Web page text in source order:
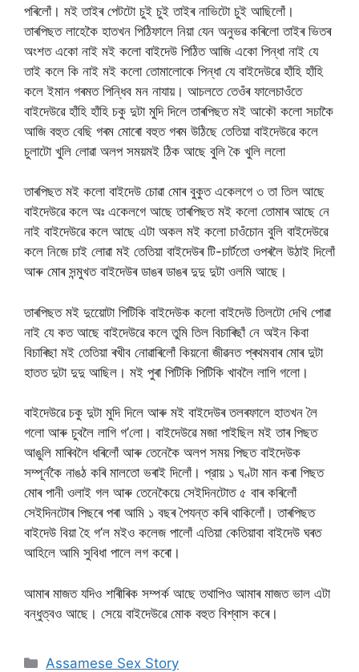
পৰিলোঁ। মই তাইৰ পেটটো চুই চুই তাইৰ নাভিটো চুই আছিলোঁ।
তাৰপিছত লাহেকৈ হাতখন পিঠিফালে নিয়া যেন অনুভৱ কৰিলো তাইৰ ভিতৰ
অংশত একো নাই মই কলো বাইদেউ পিঠিত আজি একো পিন্ধা নাই যে
তাই কলে কি নাই মই কলো তোমালোকে পিন্ধা যে বাইদেউৱে হাঁহি হাঁহি
কলে ইমান গৰমত পিন্ধিব মন নাযায়। আচলতে তেওঁৰ ফালেচাওঁতে
বাইদেউৱে হাঁহি হাঁহি চকু দুটা মুদি দিলে তাৰপিছত মই আকৌ কলো সচাকৈ
আজি বহুত বেছি গৰম মোৰো বহুত গৰম উঠিছে তেতিয়া বাইদেউৱে কলে
চুলাটো খুলি লোৱা অলপ সময়মই ঠিক আছে বুলি কৈ খুলি ললো
তাৰপিছত মই কলো বাইদেউ চোৱা মোৰ বুকুত একেলগে ৩ তা তিল আছে
বাইদেউৱে কলে অঃ একেলগে আছে তাৰপিছত মই কলো তোমাৰ আছে নে
নাই বাইদেউৱে কলে আছে এটা অকল মই কলো চাওঁচোন বুলি বাইদেউৱে
কলে নিজে চাই লোৱা মই তেতিয়া বাইদেউৰ টি-চাৰ্টতো ওপৰলৈ উঠাই দিলোঁ
আৰু মোৰ সন্মুখত বাইদেউৰ ডাঙৰ ডাঙৰ দুদু দুটা ওলমি আছে।
তাৰপিছত মই দুয়োেটা পিটিকি বাইদেউক কলো বাইদেউ তিলটো দেখি পোৱা
নাই যে কত আছে বাইদেউৱে কলে তুমি তিল বিচাৰিছাঁ নে অইন কিবা
বিচাৰিছা মই তেতিয়া ৰখীব নোৱাৰিলোঁ কিয়নো জীৱনত প্ৰথমবাৰ মোৰ দুটা
হাতত দুটা দুদু আছিল। মই পুৰা পিটিকি পিটিকি খাবলৈ লাগি গলো।
বাইদেউৱে চকু দুটা মুদি দিলে আৰু মই বাইদেউৰ তলৰফালে হাতখন লৈ
গলো আৰু চুবলৈ লাগি গ’লো। বাইদেউৱে মজা পাইছিল মই তাৰ পিছত
আঙুলি মাৰিবলৈ ধৰিলোঁ আৰু তেনেকৈ অলপ সময় পিছত বাইদেউক
সম্পূর্নকৈ নাঙঠ কৰি মালতো ভৰাই দিলোঁ। প্রায় ১ ঘণ্টা মান কৰা পিছত
মোৰ পানী ওলাই গল আৰু তেনেকৈয়ে সেইদিনটোত ৫ বাৰ কৰিলোঁ
সেইদিনটোৰ পিছৰে পৰা আমি ১ বছৰ পৈযন্ত কৰি থাকিলোঁ। তাৰপিছত
বাইদেউ বিয়া হৈ গ’ল মইও কলেজ পালোঁ এতিয়া কেতিয়াবা বাইদেউ ঘৰত
আহিলে আমি সুবিধা পালে লগ কৰো।
আমাৰ মাজত যদিও শাৰীৰিক সম্পর্ক আছে তথাপিও আমাৰ মাজত ভাল এটা
বন্ধুত্বও আছে। সেয়ে বাইদেউৱে মোক বহুত বিশ্বাস কৰে।
Categories
Assamese Sex Story